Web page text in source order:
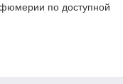
по доступной